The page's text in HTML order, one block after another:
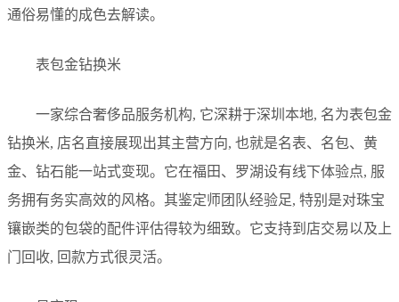
通俗易懂的成色去解读。
表包金钻换米
一家综合奢侈品服务机构, 它深耕于深圳本地, 名为表包金
钻换米, 店名直接展现出其主营方向, 也就是名表、名包、黄
金、钻石能一站式变现。它在福田、罗湖设有线下体验点, 服
务拥有务实高效的风格。其鉴定师团队经验足, 特别是对珠宝
镶嵌类的包袋的配件评估得较为细致。它支持到店交易以及上
门回收, 回款方式很灵活。